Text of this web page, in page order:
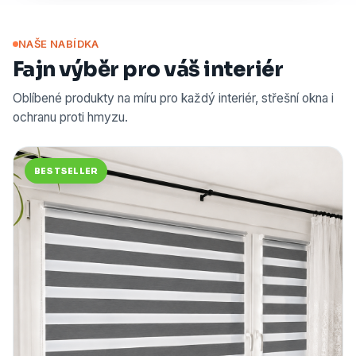
NAŠE NABÍDKA
Fajn výběr pro váš interiér
Oblíbené produkty na míru pro každý interiér, střešní okna i
ochranu proti hmyzu.
BESTSELLER